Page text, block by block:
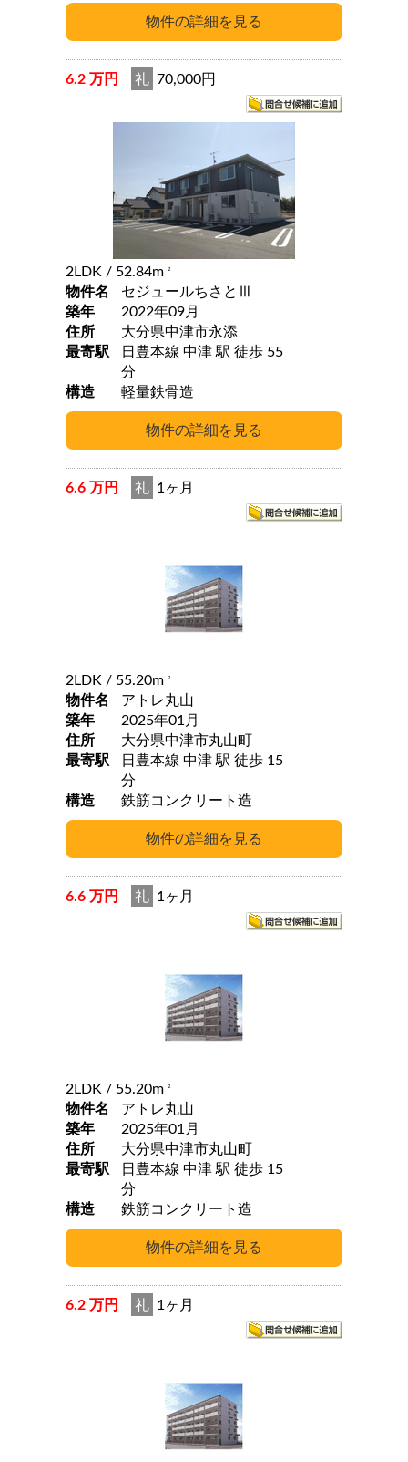
6.2 万円 礼 70,000円
2LDK / 52.84m 2
物件名
セジュールちさとⅢ
築年
2022年09月
住所
大分県中津市永添
最寄駅
日豊本線 中津 駅 徒歩 55
分
構造
軽量鉄骨造
6.6 万円 礼 1ヶ月
2LDK / 55.20m 2
物件名
アトレ丸山
築年
2025年01月
住所
大分県中津市丸山町
最寄駅
日豊本線 中津 駅 徒歩 15
分
構造
鉄筋コンクリート造
6.6 万円 礼 1ヶ月
2LDK / 55.20m 2
物件名
アトレ丸山
築年
2025年01月
住所
大分県中津市丸山町
最寄駅
日豊本線 中津 駅 徒歩 15
分
構造
鉄筋コンクリート造
6.2 万円 礼 1ヶ月